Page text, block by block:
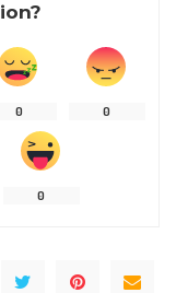
0 0
0